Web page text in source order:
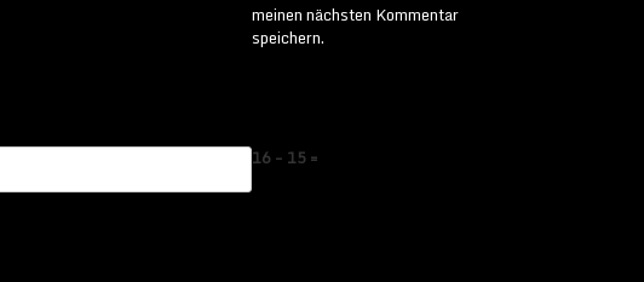
meinen nächsten Kommentar
speichern.
16 − 15 =